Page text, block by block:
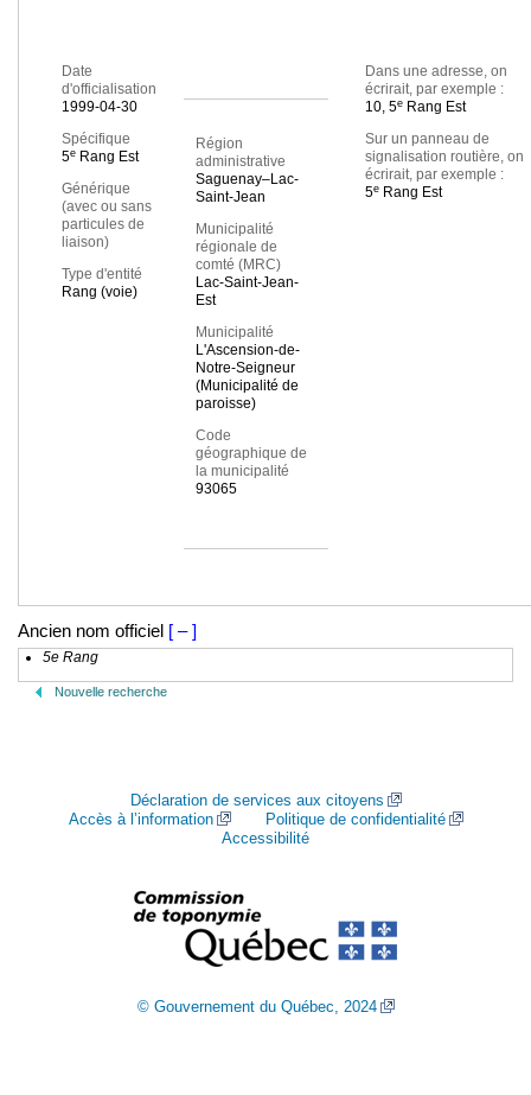
Date
d'officialisation
1999-04-30
Spécifique
5e Rang Est
Générique
(avec ou sans
particules de
liaison)
Type d'entité
Rang (voie)
Région
administrative
Saguenay–Lac-
Saint-Jean
Municipalité
régionale de
comté (MRC)
Lac-Saint-Jean-
Est
Municipalité
L'Ascension-de-
Notre-Seigneur
(Municipalité de
paroisse)
Code
géographique de
la municipalité
93065
Dans une adresse, on
écrirait, par exemple :
10, 5eRang Est
Sur un panneau de
signalisation routière, on
écrirait, par exemple :
5eRang Est
Ancien nom officiel [ – ]
5e Rang
Nouvelle recherche
Déclaration de services aux citoyens
Accès à l’information
Politique de confidentialité
Accessibilité
© Gouvernement du Québec, 2024